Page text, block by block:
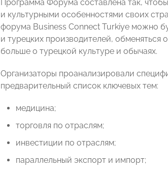
Программа Форума составлена так,
и культурными особенностями своих
форума Business Connect Turkiye можно
и турецких производителей,
больше о турецкой культуре и обычаях.
Организаторы проанализировали
предварительный список ключевых тем:
медицина;
торговля по отраслям;
инвестиции по отраслям;
параллельный экспорт и импорт;